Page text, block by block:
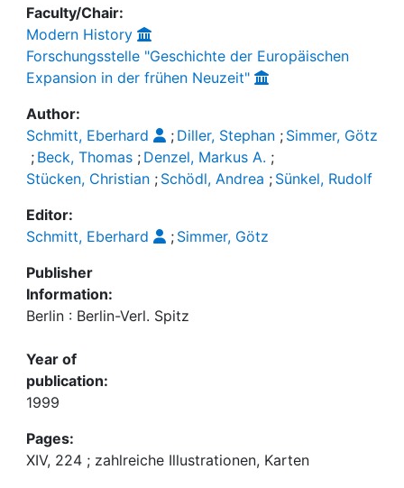
Faculty/Chair:
Modern History
Forschungsstelle "Geschichte der Europäischen
Expansion in der frühen Neuzeit"
Author:
Schmitt, Eberhard
; Diller, Stephan ; Simmer, Götz
; Beck, Thomas ; Denzel, Markus A. ;
Stücken, Christian ; Schödl, Andrea ; Sünkel, Rudolf
Editor:
Schmitt, Eberhard
; Simmer, Götz
Publisher
Information:
Berlin : Berlin-Verl. Spitz
Year of
publication:
1999
Pages:
XIV, 224 ; zahlreiche Illustrationen, Karten